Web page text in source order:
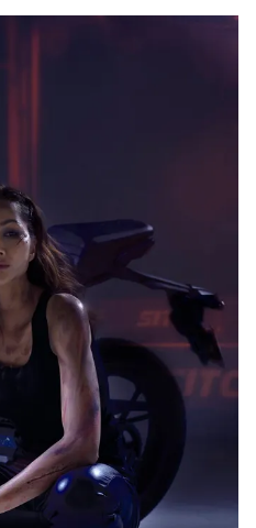
Podcast
Infographic
Shorts video
VTV Thể thao
Bất động sản